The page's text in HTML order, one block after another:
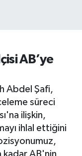
AB’ye
Abdel Şafi,
süreci
ilişkin,
ihlal ettiğini